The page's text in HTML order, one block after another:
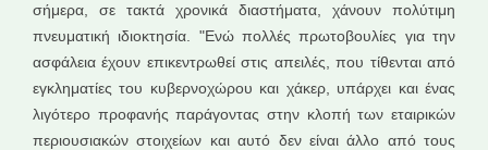
σήμερα, σε τακτά χρονικά διαστήματα, χάνουν πολύτιμη
πνευματική ιδιοκτησία. "Ενώ πολλές πρωτοβουλίες για την
ασφάλεια έχουν επικεντρωθεί στις απειλές, που τίθενται από
εγκληματίες του κυβερνοχώρου και χάκερ, υπάρχει και ένας
λιγότερο προφανής παράγοντας στην κλοπή των εταιρικών
περιουσιακών στοιχείων και αυτό δεν είναι άλλο από τους